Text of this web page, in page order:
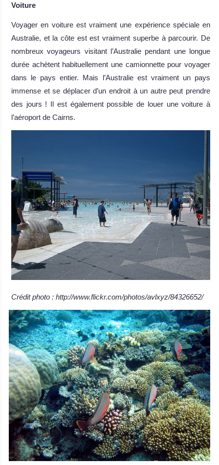
Voiture
Voyager en voiture est vraiment une expérience spéciale en
Australie, et la côte est est vraiment superbe à parcourir. De
nombreux voyageurs visitant l’Australie pendant une longue
durée achètent habituellement une camionnette pour voyager
dans le pays entier. Mais l’Australie est vraiment un pays
immense et se déplacer d’un endroit à un autre peut prendre
des jours ! Il est également possible de louer une voiture à
l’aéroport de Cairns.
Crédit photo : http://www.flickr.com/photos/avlxyz/84326652/